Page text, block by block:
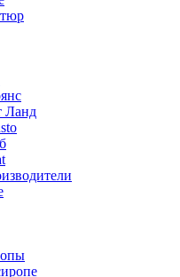
Ланд